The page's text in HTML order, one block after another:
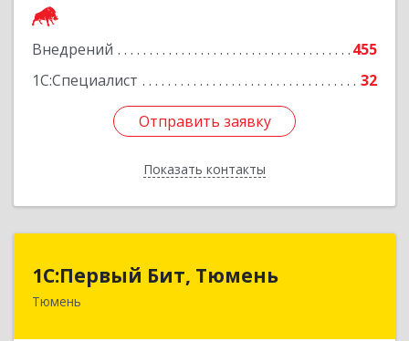
Внедрений
455
1С:Специалист
32
Отправить заявку
Показать контакты
Отправить заявку
Назад
1С:Первый Бит, Тюмень
Тюмень
1С:Первый Бит, Тюмень
625000, Тюменская обл, Тюмень г, Республики